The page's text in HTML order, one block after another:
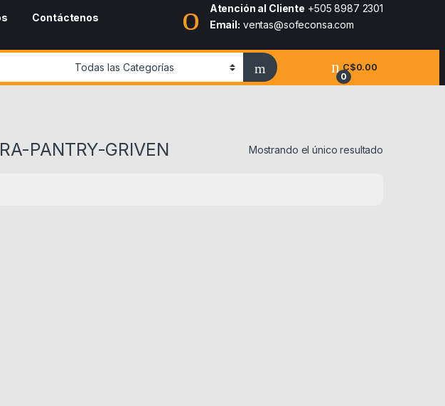
Contáctenos
Atención al Cliente +505 8987 2301
Email: ventas@sofeconsa.com
0
C$0.00
PANTRY-GRIVEN Mostrando el único resultado